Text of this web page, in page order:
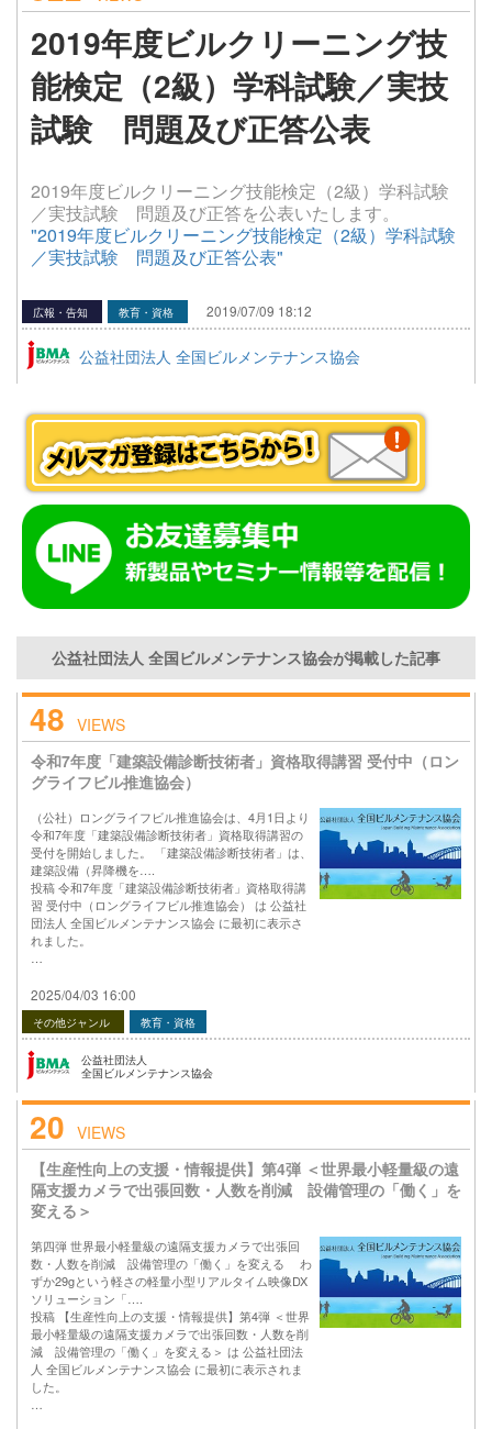
2019年度ビルクリーニング技
能検定（2級）学科試験／実技
試験 問題及び正答公表
2019年度ビルクリーニング技能検定（2級）学科試験
／実技試験 問題及び正答を公表いたします。
"2019年度ビルクリーニング技能検定（2級）学科試験
／実技試験 問題及び正答公表"
広報・告知 教育・資格 2019/07/09 18:12
公益社団法人 全国ビルメンテナンス協会
公益社団法人 全国ビルメンテナンス協会が掲載した記事
48 VIEWS
令和7年度「建築設備診断技術者」資格取得講習 受付中（ロン
グライフビル推進協会）
（公社）ロングライフビル推進協会は、4月1日より
令和7年度「建築設備診断技術者」資格取得講習の
受付を開始しました。 「建築設備診断技術者」は、
建築設備（昇降機を….
投稿 令和7年度「建築設備診断技術者」資格取得講
習 受付中（ロングライフビル推進協会） は 公益社
団法人 全国ビルメンテナンス協会 に最初に表示さ
れました。
2025/04/03 16:00
その他ジャンル 教育・資格
公益社団法人
全国ビルメンテナンス協会
20 VIEWS
【生産性向上の支援・情報提供】第4弾 ＜世界最小軽量級の遠
隔支援カメラで出張回数・人数を削減 設備管理の「働く」を
変える＞
第四弾 世界最小軽量級の遠隔支援カメラで出張回
数・人数を削減 設備管理の「働く」を変える わ
ずか29gという軽さの軽量小型リアルタイム映像DX
ソリューション「….
投稿 【生産性向上の支援・情報提供】第4弾 ＜世界
最小軽量級の遠隔支援カメラで出張回数・人数を削
減 設備管理の「働く」を変える＞ は 公益社団法
人 全国ビルメンテナンス協会 に最初に表示されま
した。